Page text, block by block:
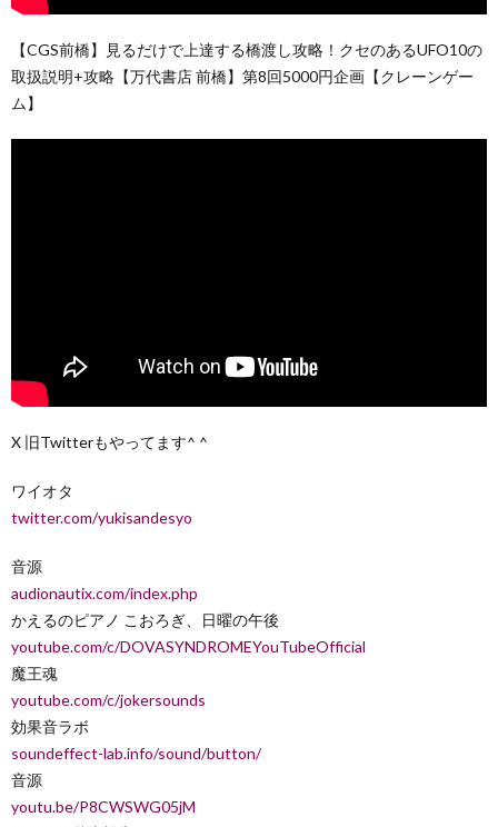
【CGS前橋】見るだけで上達する橋渡し攻略！クセのあるUFO10の
取扱説明+攻略【万代書店 前橋】第8回5000円企画【クレーンゲー
ム】
X 旧Twitterもやってます^ ^
ワイオタ
twitter.com/yukisandesyo
音源
audionautix.com/index.php
かえるのピアノ こおろぎ、日曜の午後
youtube.com/c/DOVASYNDROMEYouTubeOfficial
魔王魂
youtube.com/c/jokersounds
効果音ラボ
soundeffect-lab.info/sound/button/
音源
youtu.be/P8CWSWG05jM